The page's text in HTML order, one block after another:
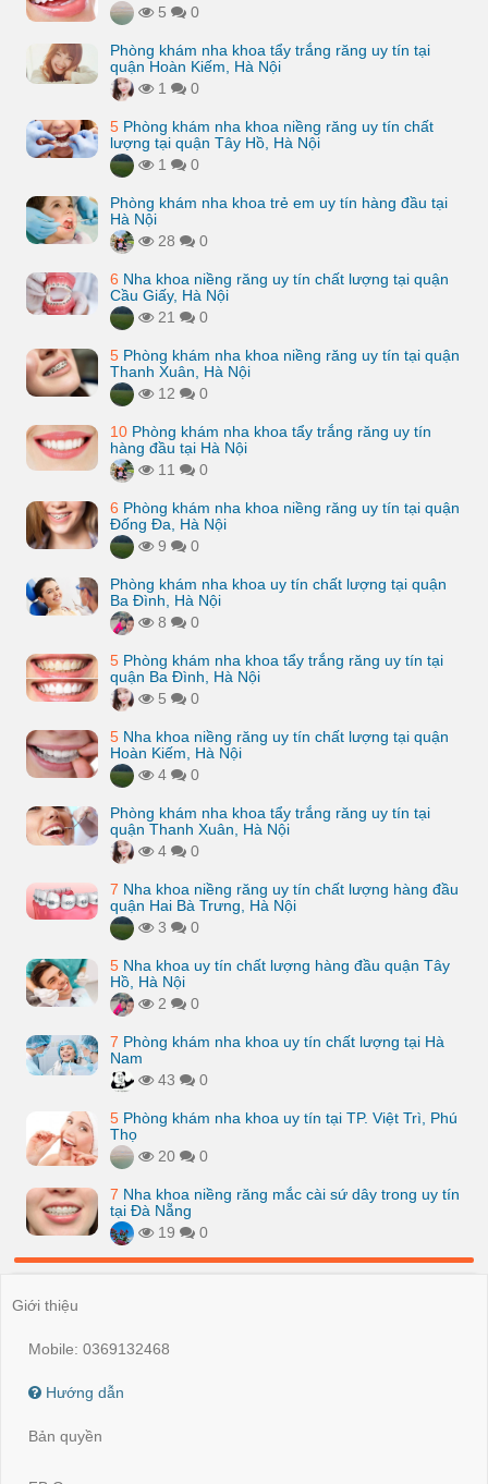
5
0
Phòng khám nha khoa tẩy trắng răng uy tín tại
quận Hoàn Kiếm, Hà Nội
1
0
5 Phòng khám nha khoa niềng răng uy tín chất
lượng tại quận Tây Hồ, Hà Nội
1
0
Phòng khám nha khoa trẻ em uy tín hàng đầu tại
Hà Nội
28
0
6 Nha khoa niềng răng uy tín chất lượng tại quận
Cầu Giấy, Hà Nội
21
0
5 Phòng khám nha khoa niềng răng uy tín tại quận
Thanh Xuân, Hà Nội
12
0
10 Phòng khám nha khoa tẩy trắng răng uy tín
hàng đầu tại Hà Nội
11
0
6 Phòng khám nha khoa niềng răng uy tín tại quận
Đống Đa, Hà Nội
9
0
Phòng khám nha khoa uy tín chất lượng tại quận
Ba Đình, Hà Nội
8
0
5 Phòng khám nha khoa tẩy trắng răng uy tín tại
quận Ba Đình, Hà Nội
5
0
5 Nha khoa niềng răng uy tín chất lượng tại quận
Hoàn Kiếm, Hà Nội
4
0
Phòng khám nha khoa tẩy trắng răng uy tín tại
quận Thanh Xuân, Hà Nội
4
0
7 Nha khoa niềng răng uy tín chất lượng hàng đầu
quận Hai Bà Trưng, Hà Nội
3
0
5 Nha khoa uy tín chất lượng hàng đầu quận Tây
Hồ, Hà Nội
2
0
7 Phòng khám nha khoa uy tín chất lượng tại Hà
Nam
43
0
5 Phòng khám nha khoa uy tín tại TP. Việt Trì, Phú
Thọ
20
0
7 Nha khoa niềng răng mắc cài sứ dây trong uy tín
tại Đà Nẵng
19
0
Giới thiệu
Mobile: 0369132468
Hướng dẫn
Bản quyền